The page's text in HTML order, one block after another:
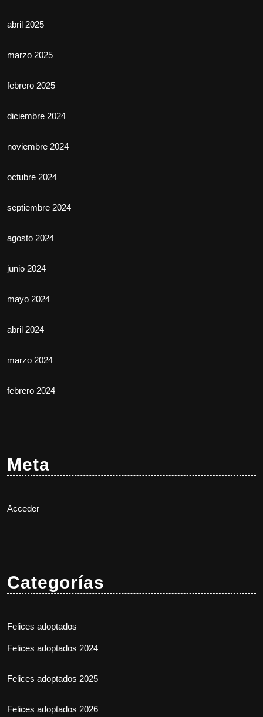
abril 2025
marzo 2025
febrero 2025
diciembre 2024
noviembre 2024
octubre 2024
septiembre 2024
agosto 2024
junio 2024
mayo 2024
abril 2024
marzo 2024
febrero 2024
Meta
Acceder
Categorías
Felices adoptados
Felices adoptados 2024
Felices adoptados 2025
Felices adoptados 2026